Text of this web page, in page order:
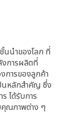
นำของโลก ที่
งการผลิตที่
การของลูกค้า
นหลักสำคัญ ซึ่ง
ได้รับการ
คุณภาพต่าง ๆ